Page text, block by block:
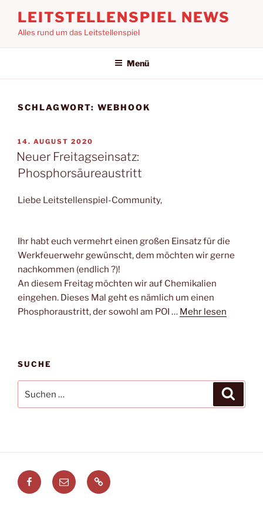
Inhalt
springen
LEITSTELLENSPIEL NEWS
Alles rund um das Leitstellenspiel
Menü
SCHLAGWORT: WEBHOOK
VERÖFFENTLICHT
AM
14. AUGUST 2020
Neuer Freitagseinsatz:
Phosphorsäureaustritt
Liebe Leitstellenspiel-Community,
Ihr habt euch vermehrt einen großen Einsatz für die
Werkfeuerwehr gewünscht, dem möchten wir gerne
nachkommen (endlich ?)!
An diesem Freitag möchten wir auf Chemikalien
eingehen. Dieses Mal geht es nämlich um einen
Phosphoraustritt, der sowohl am POI … Mehr lesen
SUCHE
nach:
Facebook
E-
Mail
Leitstellenspiel.de